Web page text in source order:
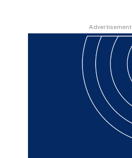
Advertisement